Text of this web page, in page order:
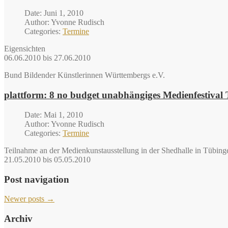
Date: Juni 1, 2010
Author: Yvonne Rudisch
Categories: Termine
Eigensichten
06.06.2010 bis 27.06.2010
Bund Bildender Künstlerinnen Württembergs e.V.
plattform: 8 no budget unabhängiges Medienfestival
Date: Mai 1, 2010
Author: Yvonne Rudisch
Categories: Termine
Teilnahme an der Medienkunstausstellung in der Shedhalle in
21.05.2010 bis 05.05.2010
Post navigation
Newer posts →
Archiv